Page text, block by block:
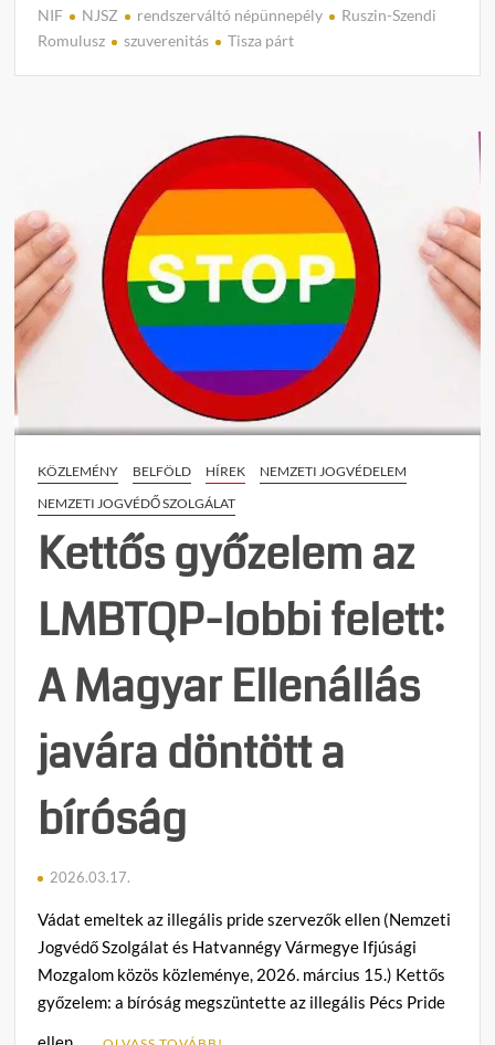
NIF
NJSZ rendszerváltó népünnepély
Ruszin-Szendi
Romulusz
szuverenitás Tisza párt
–
Miért
Péter
KÖZLEMÉNY BELFÖLD HÍREK
NEMZETI JOGVÉDELEM
NEMZETI JOGVÉDŐ SZOLGÁLAT
Kettős győzelem az
LMBTQP-lobbi felett:
A Magyar Ellenállás
javára döntött a
bíróság
2026.03.17.
Vádat emeltek az illegális pride szervezők ellen (Nemzeti
Jogvédő Szolgálat és Hatvannégy Vármegye Ifjúsági
Mozgalom közös közleménye, 2026. március 15.) Kettős
győzelem: a bíróság megszüntette az illegális Pécs Pride